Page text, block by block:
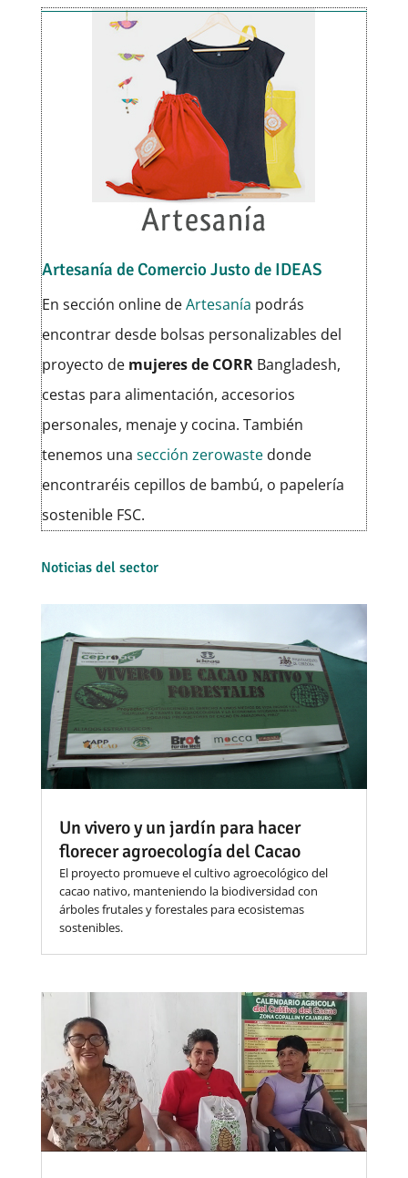
Artesanía de Comercio Justo de IDEAS
En sección online deArtesanía podrás
encontrar desde bolsas personalizables del
proyecto demujeres de CORRBangladesh,
cestas para alimentación, accesorios
personales, menaje y cocina. También
tenemos una sección zerowastedonde
encontraréis cepillos de bambú, o papelería
sostenible FSC.
Noticias del sector
Un vivero y un jardín para hacer
florecer agroecología del Cacao
El proyecto promueve el cultivo agroecológico del
cacao nativo, manteniendo la biodiversidad con
árboles frutales y forestales para ecosistemas
sostenibles.